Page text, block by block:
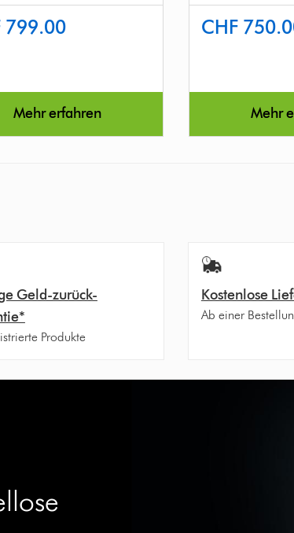
799.00
Mehr erfahren
4.3
stars
Reviews
CHF
Mehr
Geld-zurück-
Produkte
Kostenlose
Ab einer